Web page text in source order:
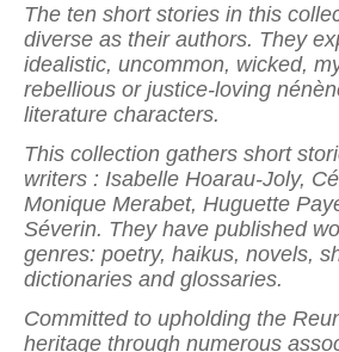
The ten short stories in this
diverse as their authors. They
idealistic, uncommon, wicked,
rebellious or justice-loving
literature characters.
This collection gathers short
writers : Isabelle Hoarau-Joly,
Monique Merabet, Huguette
Séverin. They have published
genres: poetry, haikus, novels,
dictionaries and glossaries.
Committed to upholding the
heritage through numerous